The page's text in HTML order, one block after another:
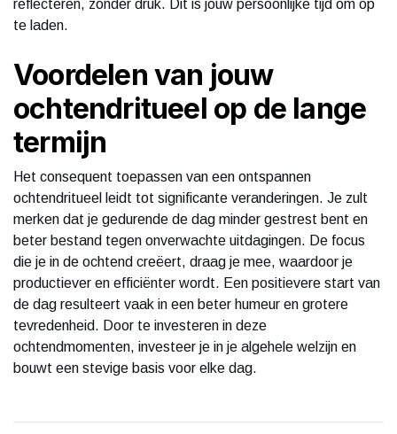
reflecteren, zonder druk. Dit is jouw persoonlijke tijd om op
te laden.
Voordelen van jouw
ochtendritueel op de lange
termijn
Het consequent toepassen van een ontspannen
ochtendritueel leidt tot significante veranderingen. Je zult
merken dat je gedurende de dag minder gestrest bent en
beter bestand tegen onverwachte uitdagingen. De focus
die je in de ochtend creëert, draag je mee, waardoor je
productiever en efficiënter wordt. Een positievere start van
de dag resulteert vaak in een beter humeur en grotere
tevredenheid. Door te investeren in deze
ochtendmomenten, investeer je in je algehele welzijn en
bouwt een stevige basis voor elke dag.